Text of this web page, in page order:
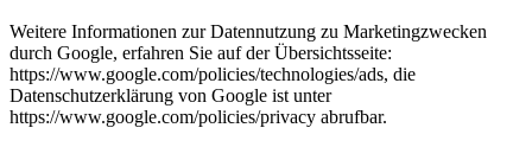
Weitere Informationen zur Datennutzung zu Marketingzwecken
durch Google, erfahren Sie auf der Übersichtsseite:
https://www.google.com/policies/technologies/ads, die
Datenschutzerklärung von Google ist unter
https://www.google.com/policies/privacy abrufbar.